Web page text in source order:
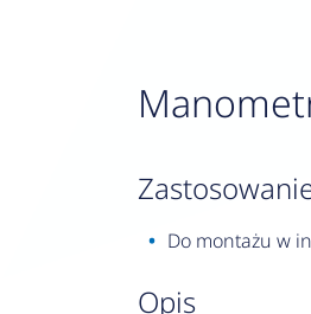
Do montażu w
opis